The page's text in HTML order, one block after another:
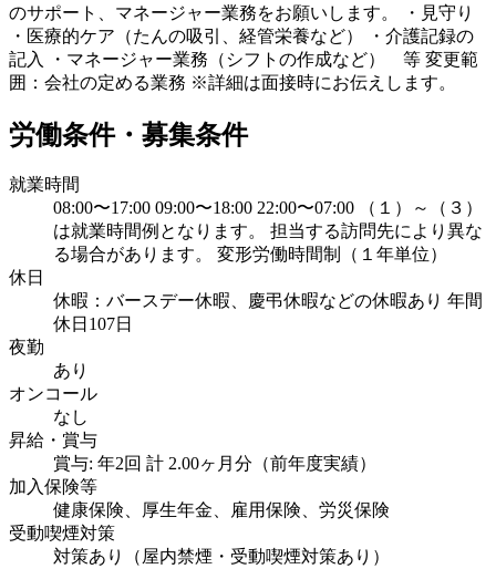
のサポート、マネージャー業務をお願いします。 ・見守り
・医療的ケア（たんの吸引、経管栄養など） ・介護記録の
記入 ・マネージャー業務（シフトの作成など） 等 変更範
囲：会社の定める業務 ※詳細は面接時にお伝えします。
労働条件・募集条件
就業時間
08:00〜17:00 09:00〜18:00 22:00〜07:00 （１）～（３）
は就業時間例となります。 担当する訪問先により異な
る場合があります。 変形労働時間制（１年単位）
休日
休暇：バースデー休暇、慶弔休暇などの休暇あり 年間
休日107日
夜勤
あり
オンコール
なし
昇給・賞与
賞与: 年2回 計 2.00ヶ月分（前年度実績）
加入保険等
健康保険、厚生年金、雇用保険、労災保険
受動喫煙対策
対策あり（屋内禁煙・受動喫煙対策あり）